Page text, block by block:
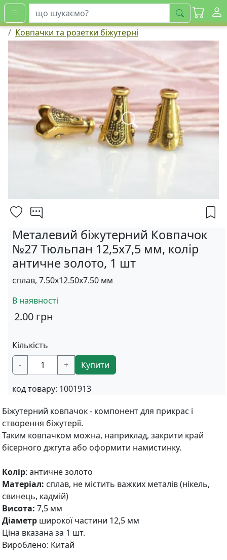
шукати
Ковпачки та розетки біжутерні
Металевий біжутерний Ковпачок
№27 Тюльпан 12,5х7,5 мм, колір
античне золото, 1 шт
сплав, 7.50x12.50x7.50 мм
В наявності
2.00 грн
Кількість
-
+ Купити
код товару: 1001913
Біжутерний ковпачок - компонент для прикрас і
створення біжутерії.
Таким ковпачком можна, наприклад, закрити край
бісерного джгута або оформити намистинку.
Колір: античне золото
Матеріал: сплав, не містить важких металів (нікель,
свинець, кадмій)
Висота: 7,5 мм
Діаметр широкої частини 12,5 мм
Ціна вказана за 1 шт.
Вироблено: Китай